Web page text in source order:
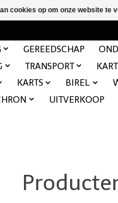
GEREEDSCHAP
TRANSPORT
KARTS BIREL
UITVERKOOP
cookies op om onze website te